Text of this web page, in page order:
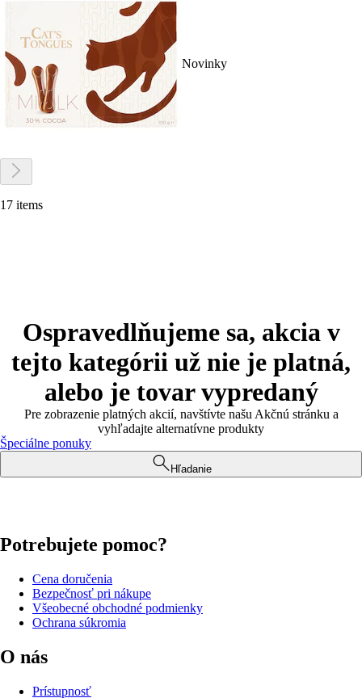
Novinky
17 items
Ospravedlňujeme sa, akcia v
tejto kategórii už nie je platná,
alebo je tovar vypredaný
Pre zobrazenie platných akcií, navštívte našu Akčnú stránku a
vyhľadajte alternatívne produkty
Špeciálne ponuky
Hľadanie
Potrebujete pomoc?
Cena doručenia
Bezpečnosť pri nákupe
Všeobecné obchodné podmienky
Ochrana súkromia
O nás
Prístupnosť